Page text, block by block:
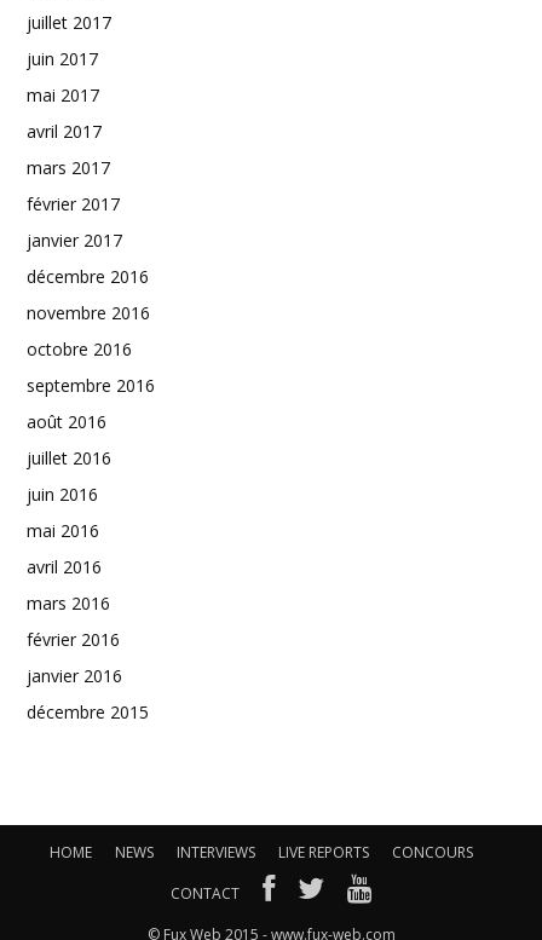
juillet 2017
juin 2017
mai 2017
avril 2017
mars 2017
février 2017
janvier 2017
décembre 2016
novembre 2016
octobre 2016
septembre 2016
août 2016
juillet 2016
juin 2016
mai 2016
avril 2016
mars 2016
février 2016
janvier 2016
décembre 2015
HOME NEWS INTERVIEWS LIVE REPORTS
CONCOURS
CONTACT
© Fux Web 2015 - www.fux-web.com